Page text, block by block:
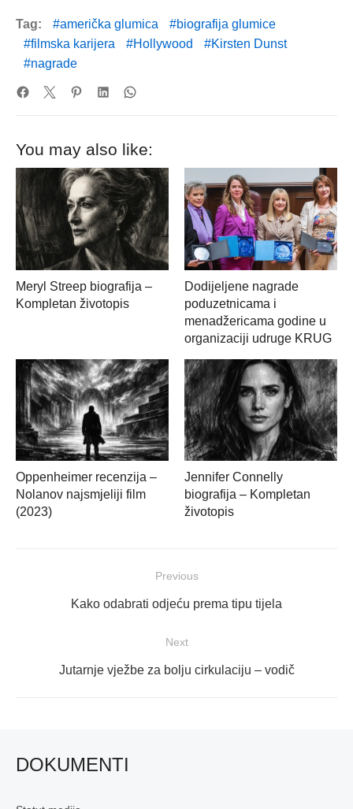
Tag: američka glumica
biografija glumice
filmska karijera
Hollywood
Kirsten Dunst
nagrade
You may also like:
Meryl Streep biografija –
Kompletan životopis
Dodijeljene nagrade
poduzetnicama i
menadžericama godine u
organizaciji udruge KRUG
Oppenheimer recenzija –
Nolanov najsmjeliji film
(2023)
Jennifer Connelly
biografija – Kompletan
životopis
Previous
Previous
Kako odabrati odjeću prema tipu tijela
Next
Next
Jutarnje vježbe za bolju cirkulaciju – vodič
DOKUMENTI